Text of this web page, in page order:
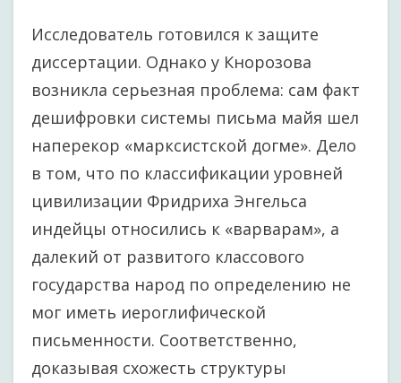
Исследователь готовился к защите
диссертации. Однако у Кнорозова
возникла серьезная проблема: сам факт
дешифровки системы письма майя шел
наперекор «марксистской догме». Дело
в том, что по классификации уровней
цивилизации Фридриха Энгельса
индейцы относились к «варварам», а
далекий от развитого классового
государства народ по определению не
мог иметь иероглифической
письменности. Соответственно,
доказывая схожесть структуры